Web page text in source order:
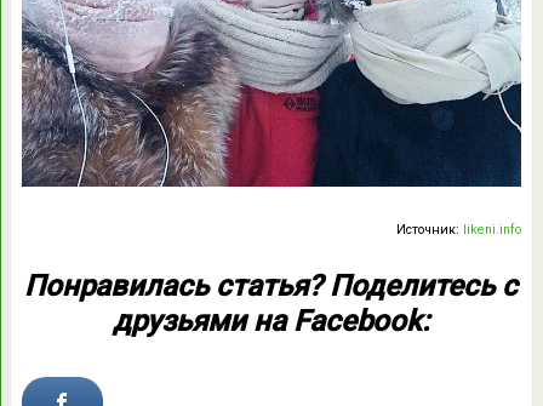
Источник: likeni.info
Понравилась статья? Поделитесь с
друзьями на Facebook: